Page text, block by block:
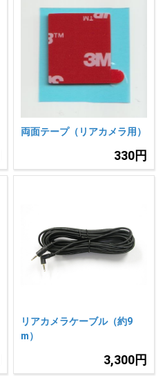
両面テープ（リアカメラ用）
330円
リアカメラケーブル（約9
m）
3,300円